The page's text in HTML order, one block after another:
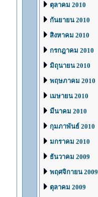
ตุลาคม 2010
กันยายน 2010
สิงหาคม 2010
กรกฎาคม 2010
มิถุนายน 2010
พฤษภาคม 2010
เมษายน 2010
มีนาคม 2010
กุมภาพันธ์ 2010
มกราคม 2010
ธันวาคม 2009
พฤศจิกายน 2009
ตุลาคม 2009